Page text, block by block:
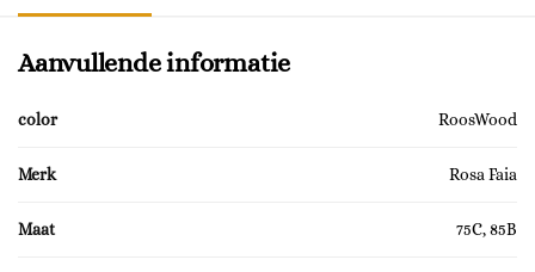
Aanvullende informatie
color RoosWood
Merk Rosa Faia
Maat 75C, 85B